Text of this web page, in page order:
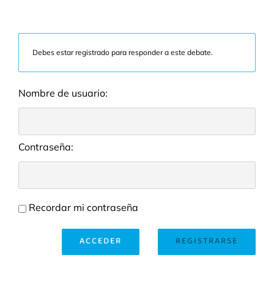
Debes estar registrado para responder a este debate.
Nombre de usuario:
Contraseña:
Recordar mi contraseña
REGISTRARSE
ACCEDER